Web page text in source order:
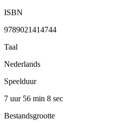
ISBN
9789021414744
Taal
Nederlands
Speelduur
7 uur 56 min 8 sec
Bestandsgrootte